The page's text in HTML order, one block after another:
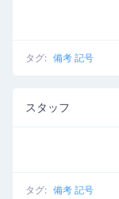
タグ: 備考 記号
スタッフ
タグ: 備考 記号